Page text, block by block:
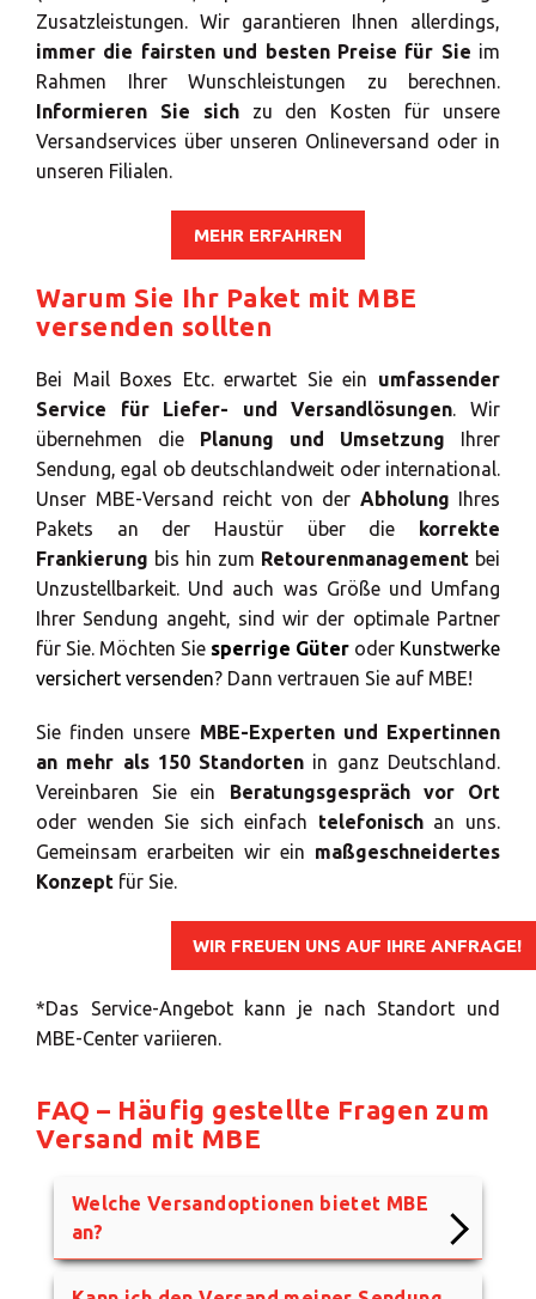
Zusatzleistungen. Wir garantieren Ihnen allerdings,
immer die fairsten und besten Preise für Sie im
Rahmen Ihrer Wunschleistungen zu berechnen.
Informieren Sie sichzu den Kosten für unsere
Versandservices über unseren Onlineversand oder in
unseren Filialen.
MEHR ERFAHREN
Warum Sie Ihr Paket mit MBE
versenden sollten
Bei Mail Boxes Etc. erwartet Sie ein umfassender
Service für Liefer- und Versandlösungen. Wir
übernehmen die Planung und Umsetzung Ihrer
Sendung, egal ob deutschlandweit oder international.
Unser MBE-Versand reicht von der Abholung Ihres
Pakets an der Haustür über die
korrekte
Frankierung bis hin zum Retourenmanagement bei
Unzustellbarkeit. Und auch was Größe und Umfang
Ihrer Sendung angeht, sind wir der optimale Partner
für Sie. Möchten Sie sperrige Güter oder Kunstwerke
versichert versenden? Dann vertrauen Sie auf MBE!
Sie finden unsere MBE-Experten und Expertinnen
an mehr als 150 Standorten in ganz Deutschland.
Vereinbaren Sie ein Beratungsgespräch vor Ort
oder wenden Sie sich einfach telefonisch an uns.
Gemeinsam erarbeiten wir ein maßgeschneidertes
Konzept für Sie.
WIR FREUEN UNS AUF IHRE ANFRAGE!
*Das Service-Angebot kann je nach Standort und
MBE-Center variieren.
FAQ – Häufig gestellte Fragen zum
Versand mit MBE
Welche Versandoptionen bietet MBE
an?
×
Land auswählen
Americas
Asia/Pacific
Central Asia
Europe
ROW
Geben Sie die PLZ oder Adresse ein
SUCHEN
Alternative?
SUCHEN SIE UNTER DEN ANDEREN 160
MBE CENTERN IN DEUTSCHLAND
Region.